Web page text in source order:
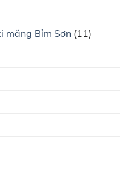
măng Bỉm Sơn (11)